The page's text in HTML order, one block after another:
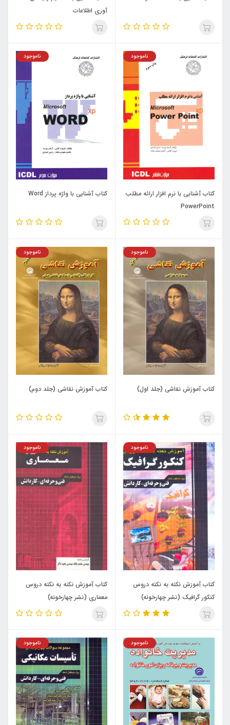
آوری اطلاعات
ناموجود
کتاب آشنایی با نرم افزار ارائه مطلب
PowerPoint
ناموجود
کتاب آشنایی با واژه پرداز Word
ناموجود
کتاب آموزش نقاشی (جلد اول)
ناموجود
کتاب آموزش نقاشی (جلد دوم)
ناموجود
کتاب آموزش نکته به نکته دروس
کنکور گرافیک (نشر چهارخونه)
ناموجود
کتاب آموزش نکته به نکته دروس
معماری (نشر چهارخونه)
ناموجود ناموجود